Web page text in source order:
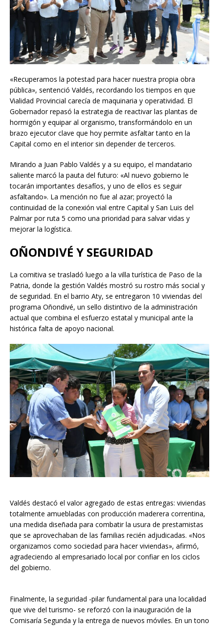
«Recuperamos la potestad para hacer nuestra propia obra
pública», sentenció Valdés, recordando los tiempos en que
Vialidad Provincial carecía de maquinaria y operatividad. El
Gobernador repasó la estrategia de reactivar las plantas de
hormigón y equipar al organismo, transformándolo en un
brazo ejecutor clave que hoy permite asfaltar tanto en la
Capital como en el interior sin depender de terceros.
Mirando a Juan Pablo Valdés y a su equipo, el mandatario
saliente marcó la pauta del futuro: «Al nuevo gobierno le
tocarán importantes desafíos, y uno de ellos es seguir
asfaltando». La mención no fue al azar; proyectó la
continuidad de la conexión vial entre Capital y San Luis del
Palmar por ruta 5 como una prioridad para salvar vidas y
mejorar la logística.
OÑONDIVÉ Y SEGURIDAD
La comitiva se trasladó luego a la villa turística de Paso de la
Patria, donde la gestión Valdés mostró su rostro más social y
de seguridad. En el barrio Aty, se entregaron 10 viviendas del
programa Oñondivé, un sello distintivo de la administración
actual que combina el esfuerzo estatal y municipal ante la
histórica falta de apoyo nacional.
Valdés destacó el valor agregado de estas entregas: viviendas
totalmente amuebladas con producción maderera correntina,
una medida diseñada para combatir la usura de prestamistas
que se aprovechaban de las familias recién adjudicadas. «Nos
organizamos como sociedad para hacer viviendas», afirmó,
agradeciendo al empresariado local por confiar en los ciclos
del gobierno.
Finalmente, la seguridad -pilar fundamental para una localidad
que vive del turismo- se reforzó con la inauguración de la
Comisaría Segunda y la entrega de nuevos móviles. En un tono